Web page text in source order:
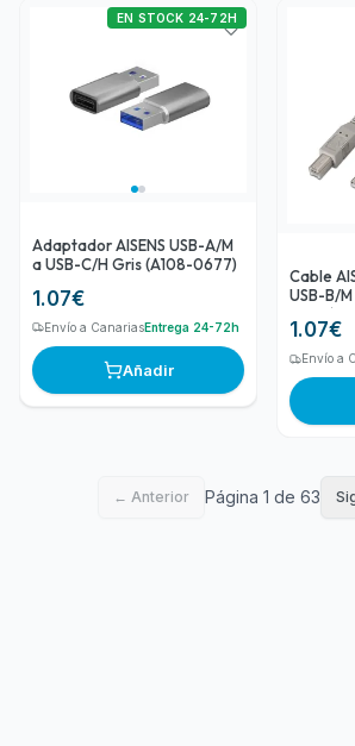
Adaptador AISENS USB-A/M
a USB-C/H Gris (A108-0677)
1.07€
EN STOCK 24-72H
Envío a CanariasEntrega 24-72h
Añadir
Cable
USB-B/M
0002)
1.07€
Envío a
← Anterior Página 1 de 63